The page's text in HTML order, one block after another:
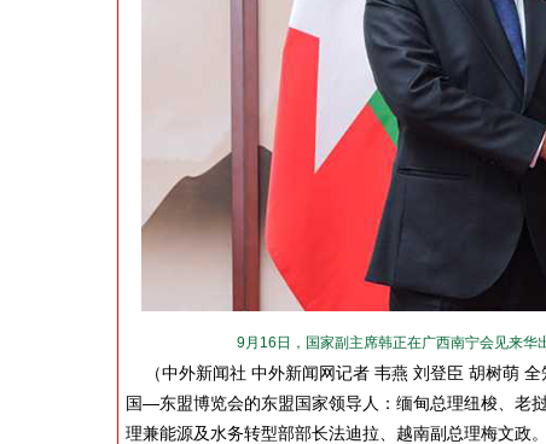
9月16日，国家副主席韩正在广西南宁会见来
（中外新闻社 中外新闻网记者 韦燕 刘登臣 胡树萌
国—东盟博览会的东盟国家领导人：缅甸总理纽梭、老
理兼能源及水务转型部部长法迪拉、越南副总理梅文政。